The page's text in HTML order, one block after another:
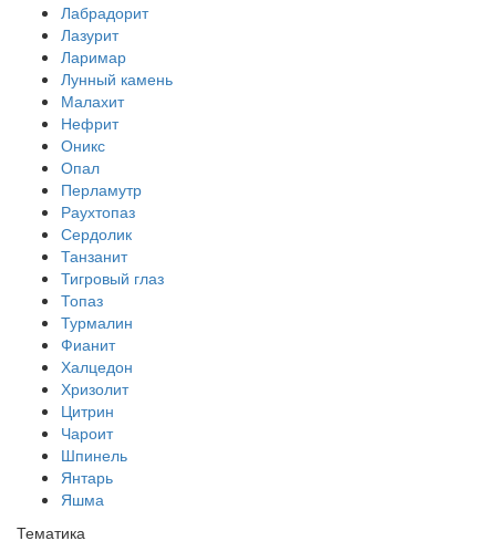
Лабрадорит
Лазурит
Ларимар
Лунный камень
Малахит
Нефрит
Оникс
Опал
Перламутр
Раухтопаз
Сердолик
Танзанит
Тигровый глаз
Топаз
Турмалин
Фианит
Халцедон
Хризолит
Цитрин
Чароит
Шпинель
Янтарь
Яшма
Тематика